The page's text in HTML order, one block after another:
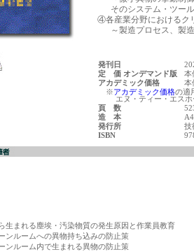
そのシステム・ツー
④各産業分野におけるク
～製造プロセス、製造
発刊日
定 価 オンデマンド版
本
アカデミック価格
本
※アカデミック価格の適
エヌ・ティー・エスホ
頁 数
造 本
発行所
技
ISBN